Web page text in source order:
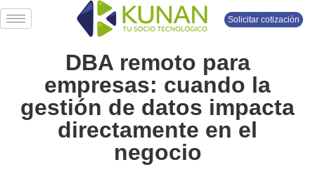
Solicitar cotización
DBA remoto para
empresas: cuando la
gestión de datos impacta
directamente en el
negocio